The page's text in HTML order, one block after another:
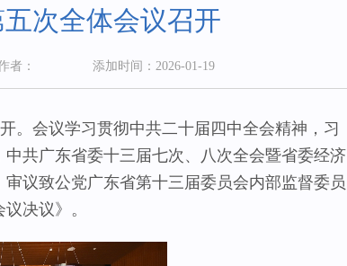
次全体会议召开
者： 添加时间：2026-01-19
。会议学习贯彻中共二十届四中全会精神，习
共广东省委十三届七次、八次全会暨省委经济
议致公党广东省第十三届委员会内部监督委员
决议》。